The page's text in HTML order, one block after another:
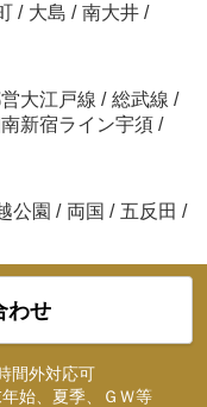
/ 大島 / 南大井 /
大江戸線 / 総武線 /
新宿ライン宇須 /
公園 / 両国 / 五反田 /
わせ
間外対応可
始、夏季、ＧＷ等